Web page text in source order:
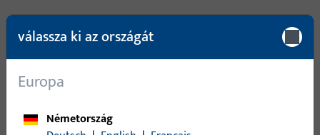
alkalmazási terület
felület leírása
bruttó súly
válassza ki az országát
Europa
Németország